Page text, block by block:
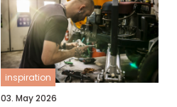
inspiration
03. May 2026